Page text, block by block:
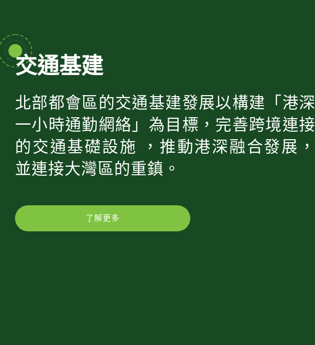
交通基建
北部都會區的交通基建發展以構建「港深
一小時通勤網絡」為目標，完善跨境連接
的交通基礎設施 ，推動港深融合發展，
並連接大灣區的重鎮。
了解更多